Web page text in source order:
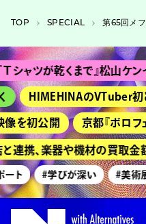
TOP SPECIAL 第65回メフィスト賞を受賞。
ツが乾くまで』松山ケンイチ
HIMEHINAのVTuber初とな
初公開 京都『ボロフェ
携、楽器や機材の買取金額
#学びが深い #美術展